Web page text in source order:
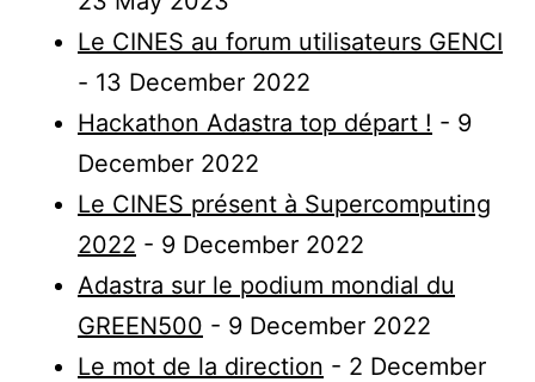
Le CINES au forum utilisateurs GENCI
- 13 December 2022
Hackathon Adastra top départ ! - 9
December 2022
Le CINES présent à Supercomputing
2022 - 9 December 2022
Adastra sur le podium mondial du
GREEN500 - 9 December 2022
Le mot de la direction - 2 December